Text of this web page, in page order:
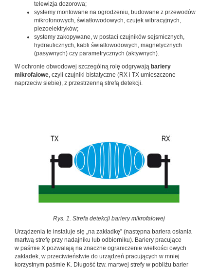
telewizja dozorowa;
systemy montowane na ogrodzeniu, budowane z przewodów
mikrofonowych, światłowodowych, czujek wibracyjnych,
piezoelektryków;
systemy zakopywane, w postaci czujników sejsmicznych,
hydraulicznych, kabli światłowodowych, magnetycznych
(pasywnych) czy parametrycznych (aktywnych).
W ochronie obwodowej szczególną rolę odgrywają bariery
mikrofalowe, czyli czujniki bistatyczne (RX i TX umieszczone
naprzeciw siebie), z przestrzenną strefą detekcji.
Rys. 1. Strefa detekcji bariery mikrofalowej
Urządzenia te instaluje się „na zakładkę” (następna bariera osłania
martwą strefę przy nadajniku lub odbiorniku). Bariery pracujące
w paśmie X pozwalają na znaczne ograniczenie wielkości owych
zakładek, w przeciwieństwie do urządzeń pracujących w mniej
korzystnym paśmie K. Długość tzw. martwej strefy w pobliżu barier